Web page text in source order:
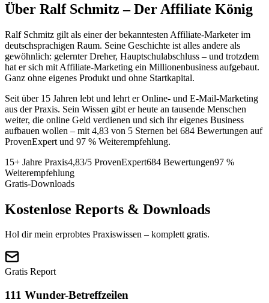
Über Ralf Schmitz –Der Affiliate König
Ralf Schmitz gilt als einer der bekanntesten Affiliate-Marketer im
deutschsprachigen Raum. Seine Geschichte ist alles andere als
gewöhnlich: gelernter Dreher, Hauptschulabschluss – und trotzdem
hat er sich mit Affiliate-Marketing ein Millionenbusiness aufgebaut.
Ganz ohne eigenes Produkt und ohne Startkapital.
Seit über 15 Jahren lebt und lehrt er Online- und E-Mail-Marketing
aus der Praxis. Sein Wissen gibt er heute an tausende Menschen
weiter, die online Geld verdienen und sich ihr eigenes Business
aufbauen wollen – mit 4,83 von 5 Sternen bei 684 Bewertungen auf
ProvenExpert und 97 % Weiterempfehlung.
15+ Jahre Praxis4,83/5 ProvenExpert684 Bewertungen97 %
Weiterempfehlung
Gratis-Downloads
Kostenlose Reports & Downloads
Hol dir mein erprobtes Praxiswissen – komplett gratis.
Gratis Report
111 Wunder-Betreffzeilen